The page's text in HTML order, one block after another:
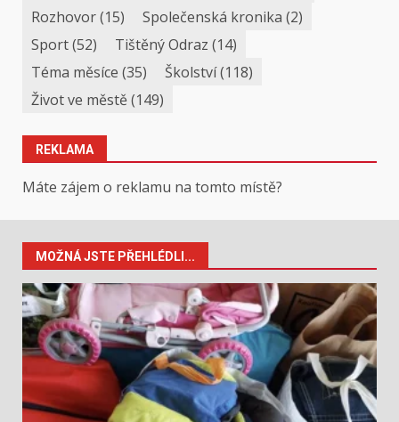
Rozhovor(15) Společenská kronika (2)
Sport(52) Tištěný Odraz (14)
Téma měsíce (35) Školství(118)
Život ve městě(149)
REKLAMA
Máte zájem o reklamu na tomto místě?
MOŽNÁ JSTE PŘEHLÉDLI...